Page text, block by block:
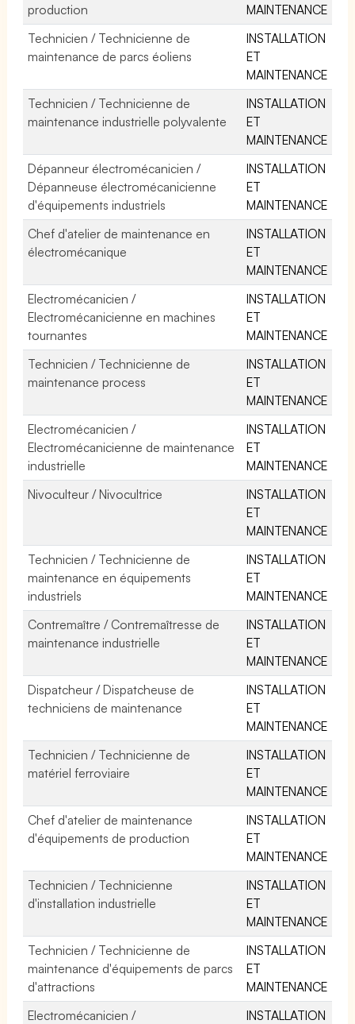
production
MAINTENANCE
Technicien / Technicienne de
maintenance de parcs éoliens
INSTALLATION
ET
MAINTENANCE
Technicien / Technicienne de
maintenance industrielle polyvalente
INSTALLATION
ET
MAINTENANCE
Dépanneur électromécanicien /
Dépanneuse électromécanicienne
d'équipements industriels
INSTALLATION
ET
MAINTENANCE
Chef d'atelier de maintenance en
électromécanique
INSTALLATION
ET
MAINTENANCE
Electromécanicien /
Electromécanicienne en machines
tournantes
INSTALLATION
ET
MAINTENANCE
Technicien / Technicienne de
maintenance process
INSTALLATION
ET
MAINTENANCE
Electromécanicien /
Electromécanicienne de maintenance
industrielle
INSTALLATION
ET
MAINTENANCE
Nivoculteur / Nivocultrice
INSTALLATION
ET
MAINTENANCE
Technicien / Technicienne de
maintenance en équipements
industriels
INSTALLATION
ET
MAINTENANCE
Contremaître / Contremaîtresse de
maintenance industrielle
INSTALLATION
ET
MAINTENANCE
Dispatcheur / Dispatcheuse de
techniciens de maintenance
INSTALLATION
ET
MAINTENANCE
Technicien / Technicienne de
matériel ferroviaire
INSTALLATION
ET
MAINTENANCE
Chef d'atelier de maintenance
d'équipements de production
INSTALLATION
ET
MAINTENANCE
Technicien / Technicienne
d'installation industrielle
INSTALLATION
ET
MAINTENANCE
Technicien / Technicienne de
maintenance d'équipements de parcs
d'attractions
INSTALLATION
ET
MAINTENANCE
Electromécanicien /
INSTALLATION